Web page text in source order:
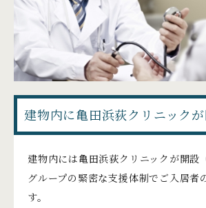
建物内に亀田浜荻クリニック
建物内には亀田浜荻クリニックが開設
グループの緊密な支援体制でご入居者
す。